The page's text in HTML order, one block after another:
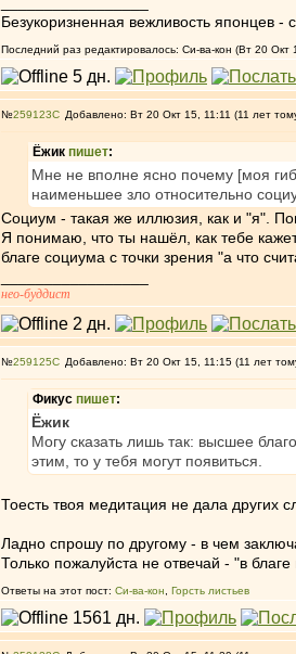
Безукоризненная вежливость японцев -
Последний раз редактировалось: Си-ва-кон (Вт 20 Окт
№259123 Добавлено: Вт 20 Окт 15, 11:11 (11 лет
Ёжик пишет:
Мне не вполне ясно почему [моя
наименьшее зло относительно
Социум - такая же иллюзия, как и "я".
Я понимаю, что ты нашёл, как тебе
благе социума с точки зрения "а что
нео-буддист
№259125 Добавлено: Вт 20 Окт 15, 11:15 (11 лет
Фикус пишет:
Ёжик
Могу сказать лишь так: высшее
этим, то у тебя могут появиться.
Тоесть твоя медитация не дала других
Ладно спрошу по другому - в чем
Только пожалуйста не отвечай - "в
Ответы на этот пост: Си-ва-кон Горсть листьев